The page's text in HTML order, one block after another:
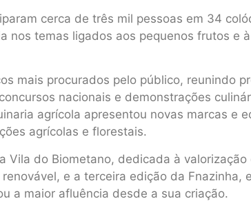
cerca de três mil pessoas em 34
nos temas ligados aos pequenos frutos e
mais procurados pelo público, reunindo
nacionais e demonstrações
agrícola apresentou novas marcas e
agrícolas e florestais.
Vila do Biometano, dedicada à valorização
e a terceira edição da Fnazinha,
a maior afluência desde a sua criação.